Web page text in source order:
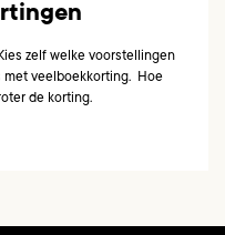
zelf welke voorstellingen
met veelboekkorting. Hoe
de korting.